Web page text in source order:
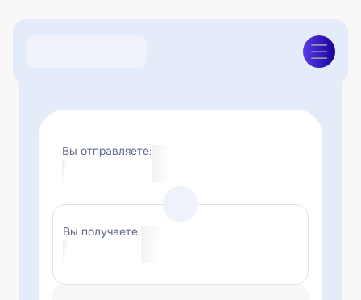
Вы отправляете:
Вы получаете: